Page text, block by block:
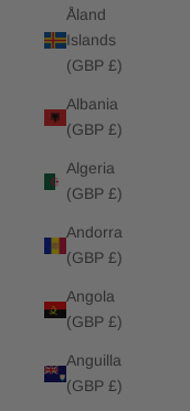
Åland
Islands
(GBP £)
Albania
(GBP £)
Algeria
(GBP £)
Andorra
(GBP £)
Angola
(GBP £)
Anguilla
(GBP £)